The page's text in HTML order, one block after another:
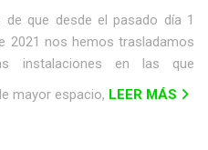
que desde el pasado día 1
2021 nos hemos trasladamos
instalaciones en las que
mayor espacio, LEER MÁS